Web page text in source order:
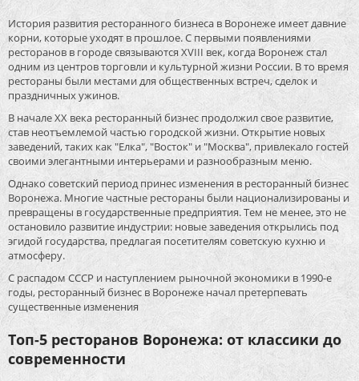
История развития ресторанного бизнеса в Воронеже имеет давние
корни, которые уходят в прошлое. С первыми появлениями
ресторанов в городе связываются XVIII век, когда Воронеж стал
одним из центров торговли и культурной жизни России. В то время
рестораны были местами для общественных встреч, сделок и
праздничных ужинов.
В начале XX века ресторанный бизнес продолжил свое развитие,
став неотъемлемой частью городской жизни. Открытие новых
заведений, таких как "Елка", "Восток" и "Москва", привлекало гостей
своими элегантными интерьерами и разнообразным меню.
Однако советский период принес изменения в ресторанный бизнес
Воронежа. Многие частные рестораны были национализированы и
превращены в государственные предприятия. Тем не менее, это не
остановило развитие индустрии: новые заведения открылись под
эгидой государства, предлагая посетителям советскую кухню и
атмосферу.
С распадом СССР и наступлением рыночной экономики в 1990-е
годы, ресторанный бизнес в Воронеже начал претерпевать
существенные изменения
Топ-5 ресторанов Воронежа: от классики до
современности